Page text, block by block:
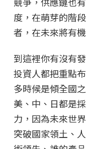
度，在萌芽的階
者，在未來將有
到這裡你有沒有
投資人都把重點
多時候是傾全國
美、中、日都是
力，因為未來世
突破國家領土、